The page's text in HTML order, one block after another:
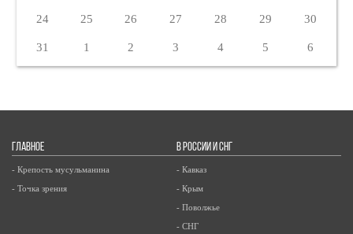
24 25 26 27 28 29 30
31 1 2 3 4 5 6
ГЛАВНОЕ
- Крепость мусульманина
- Точка зрения
В РОССИИ И СНГ
- Кавказ
- Крым
- Поволжье
- СНГ